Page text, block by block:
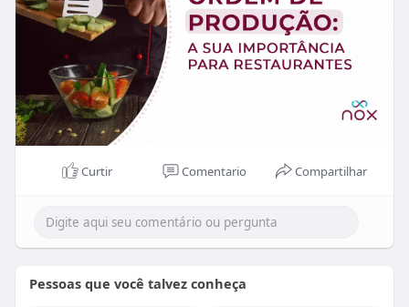
- Mais eficiência na operação: organize sua equipe
e reduza o tempo de preparo.
- Redução de desperdícios: controle seu estoque e
minimize perdas.
- Consistência na qualidade dos pratos: mantenha
o padrão de excelência em cada visita.
cheguem à mesa sem atrasos.
- Facilidade na adaptação às demandas: atenda
Curtir Comentario Compartilhar
Pessoas que você talvez conheça